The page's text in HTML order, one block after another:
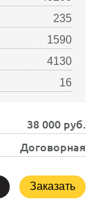
235
1590
4130
16
38 000 руб.
Договорная
Заказать